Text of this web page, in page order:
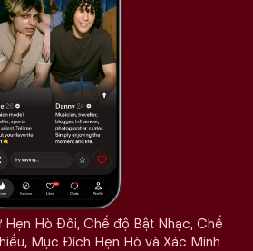
Hẹn Hò Đôi, Chế độ Bật Nhạc, Chế
Mục Đích Hẹn Hò và Xác Minh